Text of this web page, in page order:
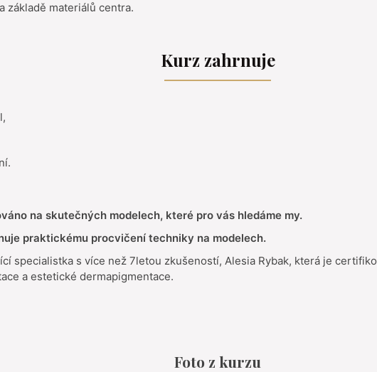
základě materiálů centra.
Kurz zahrnuje
na skutečných modelech, které pro vás hledáme my.
praktickému procvičení techniky na modelech.
specialistka s více než 7letou zkušeností, Alesia Rybak, která je
a estetické dermapigmentace.
Foto z kurzu